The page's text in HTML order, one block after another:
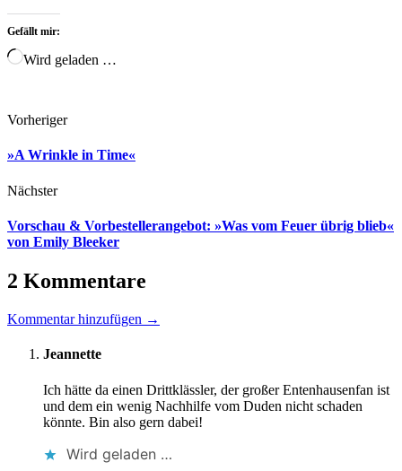
Gefällt mir:
Wird geladen …
Vorheriger
»A Wrinkle in Time«
Nächster
Vorschau & Vorbestellerangebot: »Was vom Feuer übrig blieb«
von Emily Bleeker
2 Kommentare
Kommentar hinzufügen →
Jeannette
Ich hätte da einen Drittklässler, der großer Entenhausenfan ist
und dem ein wenig Nachhilfe vom Duden nicht schaden
könnte. Bin also gern dabei!
Wird geladen …